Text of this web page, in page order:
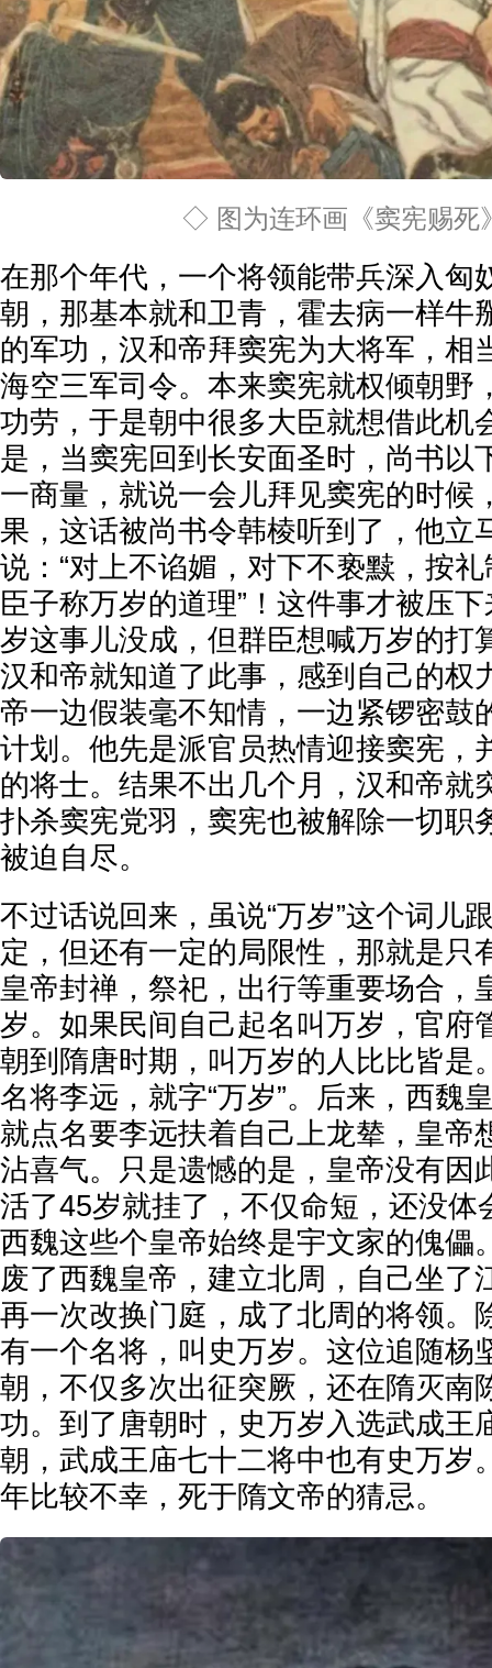
◇ 图为连环画《窦宪赐死
在那个年代，一个将领能带兵深入匈
朝，那基本就和卫青，霍去病一样牛
的军功，汉和帝拜窦宪为大将军，相
海空三军司令。本来窦宪就权倾朝野
功劳，于是朝中很多大臣就想借此机
是，当窦宪回到长安面圣时，尚书以
一商量，就说一会儿拜见窦宪的时候
果，这话被尚书令韩棱听到了，他立
说：“对上不谄媚，对下不亵黩，按
臣子称万岁的道理”！这件事才被压
岁这事儿没成，但群臣想喊万岁的打
汉和帝就知道了此事，感到自己的权
帝一边假装毫不知情，一边紧锣密鼓
计划。他先是派官员热情迎接窦宪，
的将士。结果不出几个月，汉和帝就
扑杀窦宪党羽，窦宪也被解除一切职
被迫自尽。
不过话说回来，虽说“万岁”这个词儿
定，但还有一定的局限性，那就是只
皇帝封禅，祭祀，出行等重要场合，
岁。如果民间自己起名叫万岁，官府
朝到隋唐时期，叫万岁的人比比皆是
名将李远，就字“万岁”。后来，西魏
就点名要李远扶着自己上龙辇，皇帝
沾喜气。只是遗憾的是，皇帝没有因
活了45岁就挂了，不仅命短，还没体
西魏这些个皇帝始终是宇文家的傀儡
废了西魏皇帝，建立北周，自己坐了
再一次改换门庭，成了北周的将领。
有一个名将，叫史万岁。这位追随杨
朝，不仅多次出征突厥，还在隋灭南
功。到了唐朝时，史万岁入选武成王
朝，武成王庙七十二将中也有史万岁
年比较不幸，死于隋文帝的猜忌。